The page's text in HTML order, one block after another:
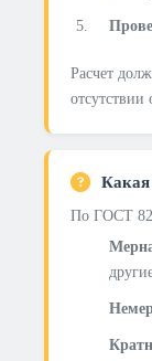
Расчет
отсутствии
Какая
По ГОСТ